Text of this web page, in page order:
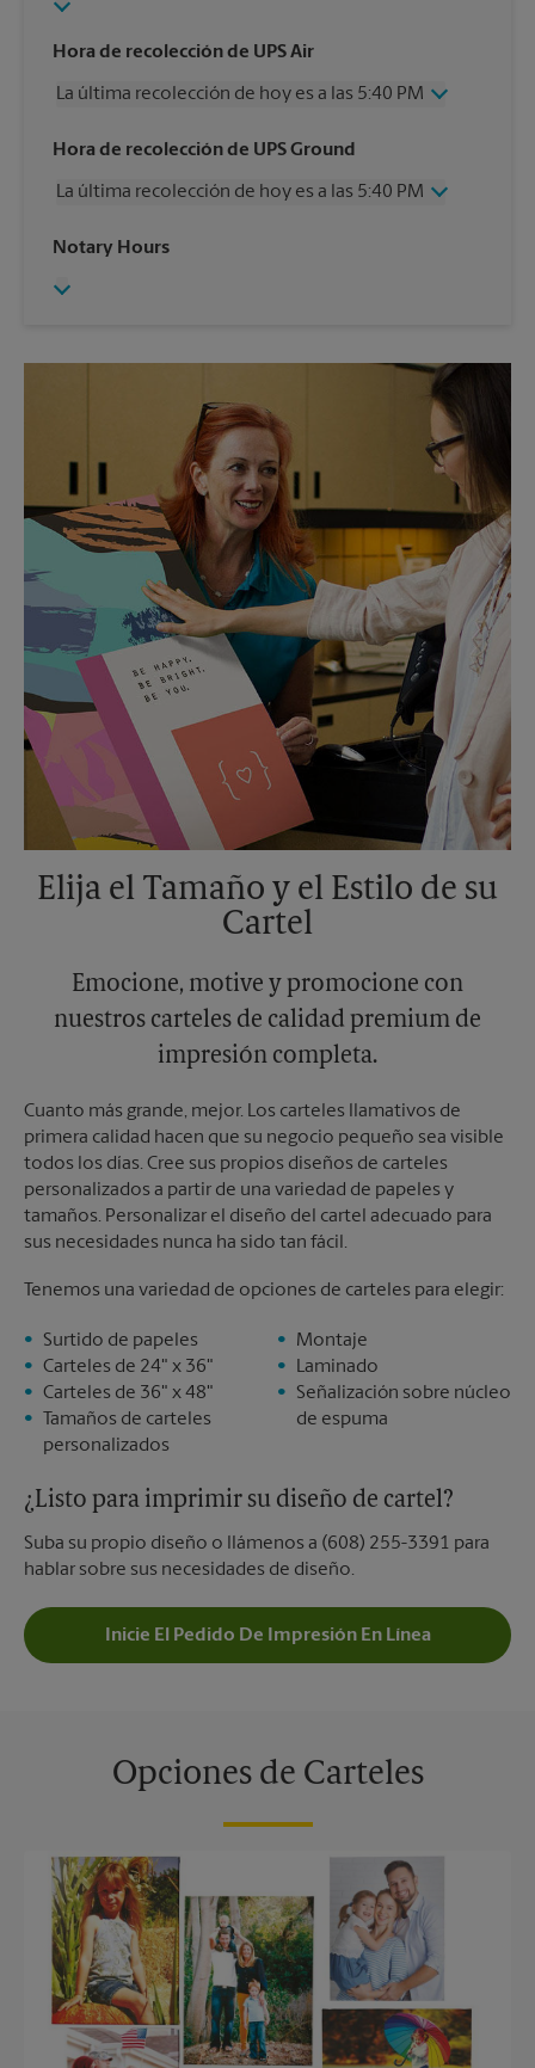
Hora de recolección de UPS Air
La última recolección de hoy es a las 5:40 PM
Miércoles
5:40 PM
Viernes
5:40 PM
Domingo
Hora de recolección de UPS Ground
La última recolección de hoy es a las 5:40 PM
Miércoles
Viernes
5:40 PM
Notary Hours
Elija el Tamaño y el Estilo de su
Cartel
Emocione, motive y promocione con
nuestros carteles de calidad premium de
impresión completa.
Cuanto más grande, mejor. Los carteles llamativos de
primera calidad hacen que su negocio pequeño sea visible
todos los días. Cree sus propios diseños de carteles
personalizados a partir de una variedad de papeles y
tamaños. Personalizar el diseño del cartel adecuado para
sus necesidades nunca ha sido tan fácil.
Tenemos una variedad de opciones de carteles para elegir:
Surtido de papeles
Carteles de 24" x 36"
Carteles de 36" x 48"
Tamaños de carteles
personalizados
Montaje
Laminado
Señalización sobre núcleo
de espuma
¿Listo para imprimir su diseño de cartel?
Suba su propio diseño o llámenos a (608) 255-3391 para
hablar sobre sus necesidades de diseño.
Inicie El Pedido De Impresión En Línea
Opciones de Carteles